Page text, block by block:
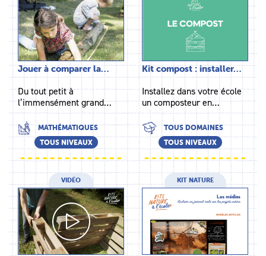
Jouer à comparer la…
Du tout petit à
l’immensément grand…
MATHÉMATIQUES
TOUS NIVEAUX
Kit compost : installer…
Installez dans votre école
un composteur en…
TOUS DOMAINES
TOUS NIVEAUX
VIDÉO KIT NATURE